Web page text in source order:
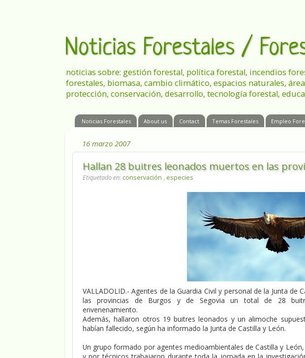
Noticias Forestales /
noticias sobre: gestión forestal, política forestal, incendios
forestales, biomasa, cambio climático, espacios naturales,
protección, conservación, desarrollo, tecnología forestal,
Noticias Forestales About us Contact Temas Forestales Empleo
16 marzo 2007
Hallan 28 buitres leonados muertos en las
Etiquetado en: conservación , especies
VALLADOLID.- Agentes de la Guardia Civil y personal de la Junta
las provincias de Burgos y de Segovia un total de 28
envenenamiento.
Además, hallaron otros 19 buitres leonados y un alimoche
habían fallecido, según ha informado la Junta de Castilla y León.
Un grupo formado por agentes medioambientales de Castilla y León,